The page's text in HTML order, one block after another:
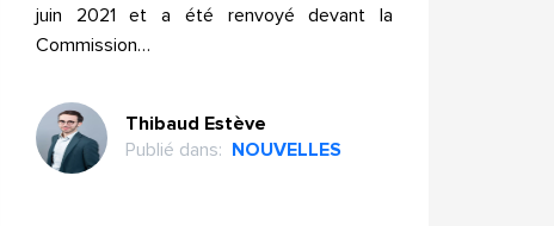
juin 2021 et a été renvoyé devant la
Commission…
Thibaud Estève
Publié dans: NOUVELLES